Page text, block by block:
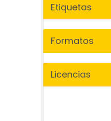
Etiquetas
Formatos
Licencias